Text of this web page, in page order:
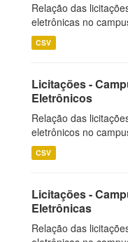
Relação das
eletrônicas no
CSV
Licitações -
Eletrônicos
Relação das
eletrônicos no
CSV
Licitações -
Eletrônicas
Relação das